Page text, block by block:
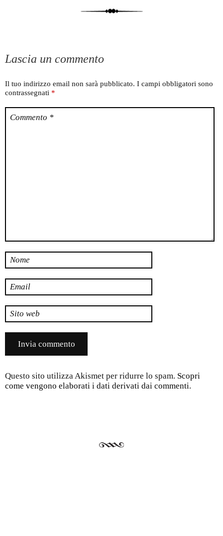
Lascia un commento
Il tuo indirizzo email non sarà pubblicato. I campi obbligatori sono
contrassegnati *
Commento *
Nome
Email
Sito web
Questo sito utilizza Akismet per ridurre lo spam. Scopri
come vengono elaborati i dati derivati dai commenti.